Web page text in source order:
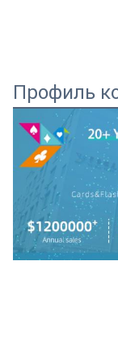
Профиль